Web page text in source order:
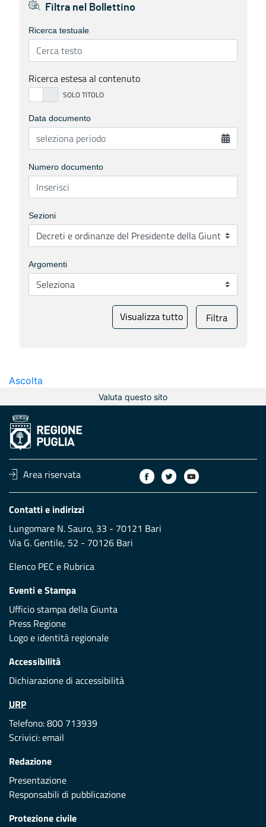
Filtra nel Bollettino
Ricerca testuale
Ricerca estesa al contenuto
Data documento
Numero documento
Sezioni
Argomenti
Visualizza tutto Filtra
Ascolta
Valuta questo sito
Area riservata
Contatti e indirizzi
Lungomare N. Sauro, 33 - 70121 Bari
Via G. Gentile, 52 - 70126 Bari
Elenco PEC e Rubrica
Eventi e Stampa
Ufficio stampa della Giunta
Press Regione
Logo e identità regionale
Accessibilità
Dichiarazione di accessibilità
URP
Telefono: 800 713939
Scrivici:email
Redazione
Presentazione
Responsabili di pubblicazione
Protezione civile